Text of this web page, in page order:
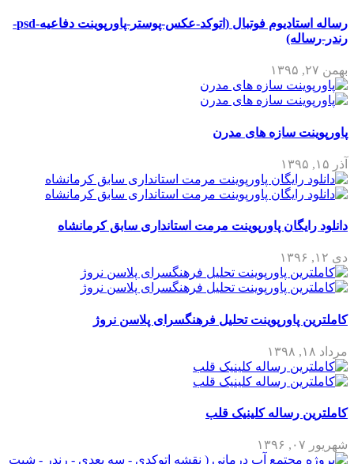
رساله استادیوم فوتبال (اتوکد-عکس-پوستر-پاورپوینت دفاعیه-psd-
رندر-رساله)
بهمن ۲۷, ۱۳۹۵
پاورپوینت سازه های مدرن
آذر ۱۵, ۱۳۹۵
دانلود رایگان پاورپوینت مرمت استانداری سابق کرمانشاه
دی ۱۲, ۱۳۹۶
کاملترین پاورپوینت تحلیل فرهنگسرای پلاسن نروژ
مرداد ۱۸, ۱۳۹۸
کاملترین رساله کلینیک قلب
شهریور ۰۷, ۱۳۹۶